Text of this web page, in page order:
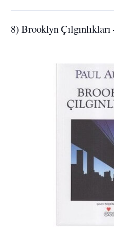
8) Brooklyn